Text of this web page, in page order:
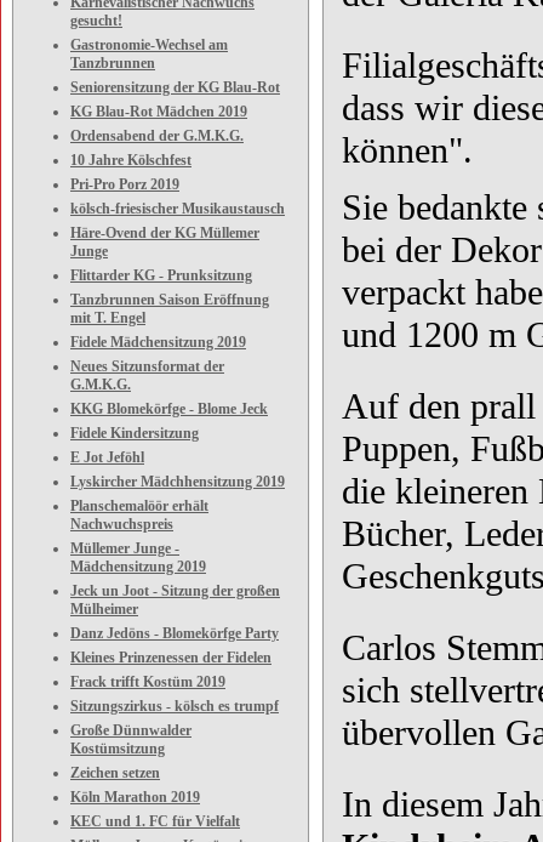
gesucht!
Gastronomie-Wechsel am
Tanzbrunnen
Seniorensitzung der KG Blau-Rot
KG Blau-Rot Mädchen 2019
Ordensabend der G.M.K.G.
10 Jahre Kölschfest
Pri-Pro Porz 2019
kölsch-friesischer Musikaustausch
Häre-Ovend der KG Müllemer
Junge
Flittarder KG - Prunksitzung
Tanzbrunnen Saison Eröffnung
mit T. Engel
Fidele Mädchensitzung 2019
Neues Sitzunsformat der
G.M.K.G.
KKG Blomekörfge - Blome Jeck
Fidele Kindersitzung
E Jot Jeföhl
Lyskircher Mädchhensitzung 2019
Planschemalöör erhält
Nachwuchspreis
Müllemer Junge -
Mädchensitzung 2019
Jeck un Joot - Sitzung der großen
Mülheimer
Danz Jedöns - Blomekörfge Party
Kleines Prinzenessen der Fidelen
Frack trifft Kostüm 2019
Sitzungszirkus - kölsch es trumpf
Große Dünnwalder
Kostümsitzung
Zeichen setzen
Köln Marathon 2019
KEC und 1. FC für Vielfalt
dass wir
können".
Sie
bei der
verpackt
und 1200 m
Auf den prall
Puppen,
die kleineren
Bücher,
Carlos
sich
übervollen
In diesem